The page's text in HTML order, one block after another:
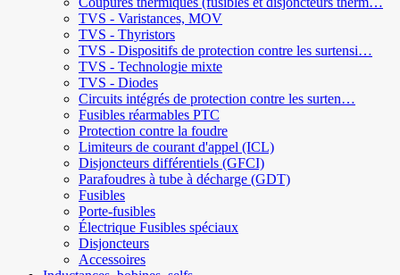
TVS - Varistances, MOV
TVS - Thyristors
TVS - Dispositifs de protection contre les surtensi…
TVS - Technologie mixte
TVS - Diodes
Circuits intégrés de protection contre les surten…
Fusibles réarmables PTC
Protection contre la foudre
Limiteurs de courant d'appel (ICL)
Disjoncteurs différentiels (GFCI)
Parafoudres à tube à décharge (GDT)
Fusibles
Porte-fusibles
Électrique Fusibles spéciaux
Disjoncteurs
Accessoires